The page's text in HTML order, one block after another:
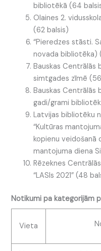
bibliotēkā (64
Olaines 2.
(62 balsis)
“Pieredzes stāsti.
novada bibliotēka)
Bauskas Centrālās
simtgades zīmē
Bauskas Centrālās
gadi/grami
Latvijas bibliotēku
“Kultūras
kopienu veidošanā
mantojuma diena
Rēzeknes
“LASIs 2021” (48
Notikumi pa kategorijām
Vieta